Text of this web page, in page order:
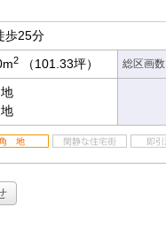
歩25分
2 （101.33坪） 総区画数